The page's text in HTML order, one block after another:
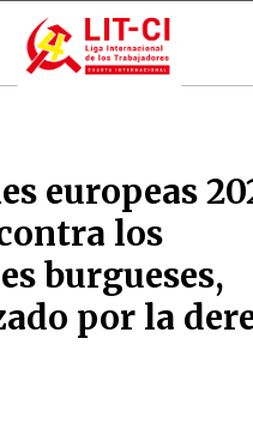
europeas
los
burgueses,
por la